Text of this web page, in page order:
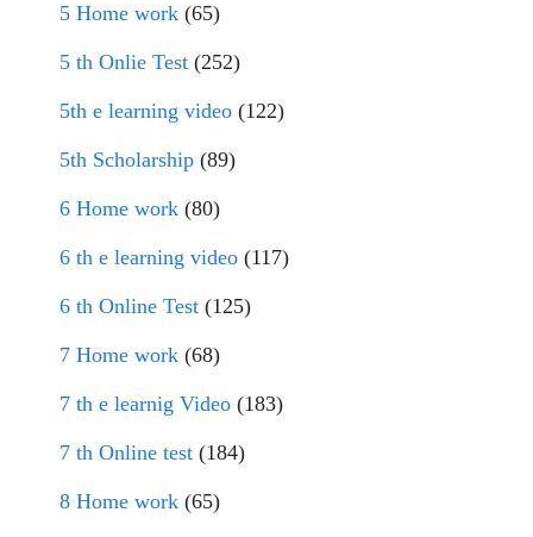
5 Home work (65)
5 th Onlie Test (252)
5th e learning video (122)
5th Scholarship (89)
6 Home work (80)
6 th e learning video (117)
6 th Online Test (125)
7 Home work (68)
7 th e learnig Video (183)
7 th Online test (184)
8 Home work (65)